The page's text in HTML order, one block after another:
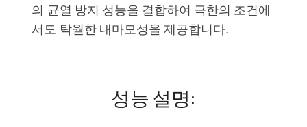
의 균열 방지 성능을 결합하여 극한의 조건에
서도 탁월한 내마모성을 제공합니다.
성능 설명: